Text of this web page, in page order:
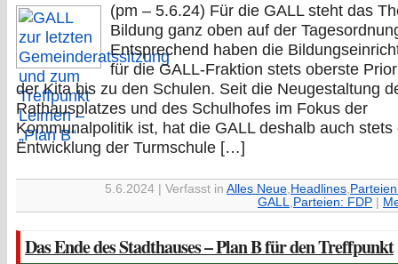
(pm – 5.6.24) Für die GALL steht das
Bildung ganz oben auf der
Entsprechend haben die
für die GALL-Fraktion stets oberste
der Kita bis zu den Schulen. Seit die Neugestaltung
Rathausplatzes und des Schulhofes im Fokus der
Kommunalpolitik ist, hat die GALL deshalb auch stets
Entwicklung der Turmschule […]
5.6.2024 | Verfasst in Alles Neue, Headlines,
GALL, Parteien: FDP
Das Ende des Stadthauses – Plan B für den Treffpunkt